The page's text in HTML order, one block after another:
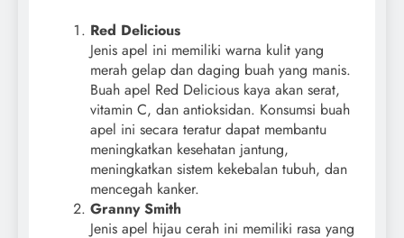
Red Delicious
Jenis apel ini memiliki warna kulit yang
merah gelap dan daging buah yang manis.
Buah apel Red Delicious kaya akan serat,
vitamin C, dan antioksidan. Konsumsi buah
apel ini secara teratur dapat membantu
meningkatkan kesehatan jantung,
meningkatkan sistem kekebalan tubuh, dan
mencegah kanker.
Granny Smith
Jenis apel hijau cerah ini memiliki rasa yang